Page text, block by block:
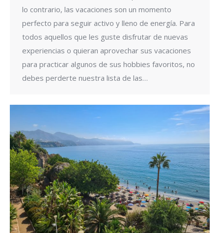
lo contrario, las vacaciones son un momento
perfecto para seguir activo y lleno de energía. Para
todos aquellos que les guste disfrutar de nuevas
experiencias o quieran aprovechar sus vacaciones
para practicar algunos de sus hobbies favoritos, no
debes perderte nuestra lista de las…